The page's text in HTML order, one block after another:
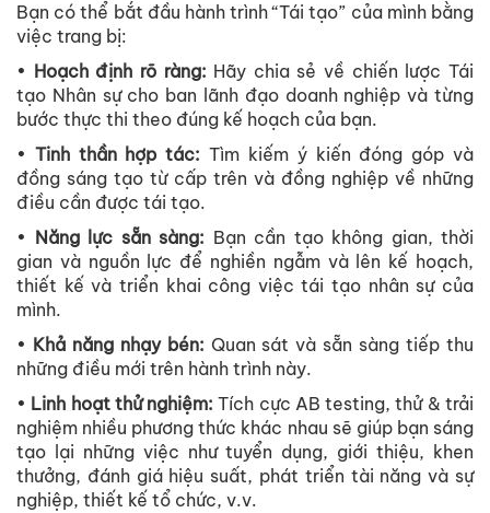
Bạn có thể bắt đầu hành trình “Tái tạo” của mình bằng
việc trang bị:
• Hoạch định rõ ràng: Hãy chia sẻ về chiến lược Tái
tạo Nhân sự cho ban lãnh đạo doanh nghiệp và từng
bước thực thi theo đúng kế hoạch của bạn.
• Tinh thần hợp tác: Tìm kiếm ý kiến ​​đóng góp và
đồng sáng tạo từ cấp trên và đồng nghiệp về những
điều cần được tái tạo.
• Năng lực sẵn sàng: Bạn cần tạo không gian, thời
gian và nguồn lực để nghiền ngẫm và lên kế hoạch,
thiết kế và triển khai công việc tái tạo nhân sự của
mình.
• Khả năng nhạy bén: Quan sát và sẵn sàng tiếp thu
những điều mới trên hành trình này.
• Linh hoạt thử nghiệm: Tích cực AB testing, thử & trải
nghiệm nhiều phương thức khác nhau sẽ giúp bạn sáng
tạo lại những việc như tuyển dụng, giới thiệu, khen
thưởng, đánh giá hiệu suất, phát triển tài năng và sự
nghiệp, thiết kế tổ chức, v.v.